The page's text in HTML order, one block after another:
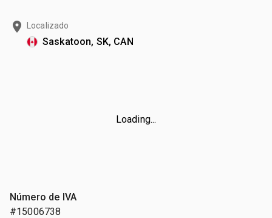
Localizado
Saskatoon, SK, CAN
Loading...
Número de IVA
#15006738